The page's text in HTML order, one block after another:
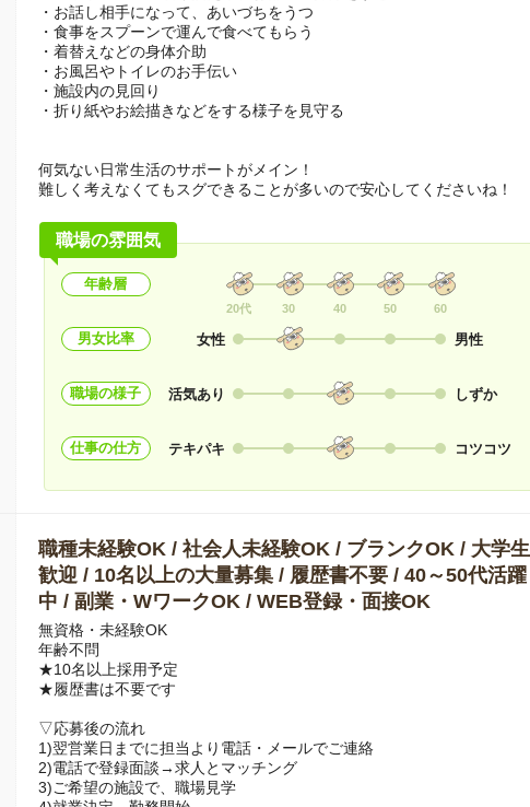
・お話し相手になって、あいづちをうつ
・食事をスプーンで運んで食べてもらう
・着替えなどの身体介助
・お風呂やトイレのお手伝い
・施設内の見回り
・折り紙やお絵描きなどをする様子を見守る
何気ない日常生活のサポートがメイン！
難しく考えなくてもスグできることが多いので安心してくださいね！
職場の雰囲気
年齢層
20代 30 40 50 60
男女比率 女性 男性
職場の様子 活気あり しずか
仕事の仕方 テキパキ コツコツ
職種未経験OK / 社会人未経験OK / ブランクOK / 大学生
歓迎 / 10名以上の大量募集 / 履歴書不要 / 40～50代活躍
中 / 副業・WワークOK / WEB登録・面接OK
無資格・未経験OK
年齢不問
★10名以上採用予定
★履歴書は不要です
▽応募後の流れ
1)翌営業日までに担当より電話・メールでご連絡
2)電話で登録面談→求人とマッチング
3)ご希望の施設で、職場見学